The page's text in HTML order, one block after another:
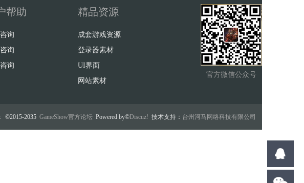
帮助
询
询
询
精品资源
成套游戏资源
登录器素材
UI界面
网站素材
官方微信公众号
2035 GameShow官方论坛 Powered by©Discuz! 技术支持： 台州河马网络科技有限公司